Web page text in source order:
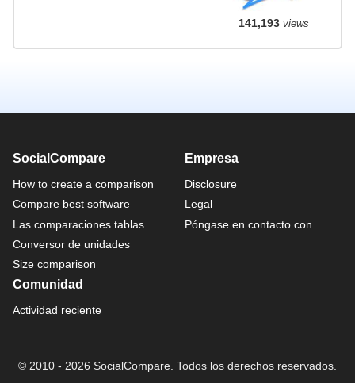
141,193views
SocialCompare
How to create a comparison
Compare best software
Las comparaciones tablas
Conversor de unidades
Size comparison
Empresa
Disclosure
Legal
Póngase en contacto con
Comunidad
Actividad reciente
© 2010 - 2026 SocialCompare. Todos los derechos reservados.